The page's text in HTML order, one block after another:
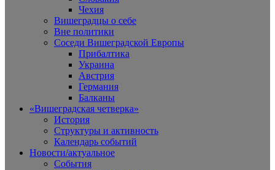
Чехия
Вишеградцы о себе
Вне политики
Соседи Вишеградской Европы
Прибалтика
Украина
Австрия
Германия
Балканы
«Вишеградская четверка»
История
Структуры и активность
Календарь событий
Новости/актуальное
События